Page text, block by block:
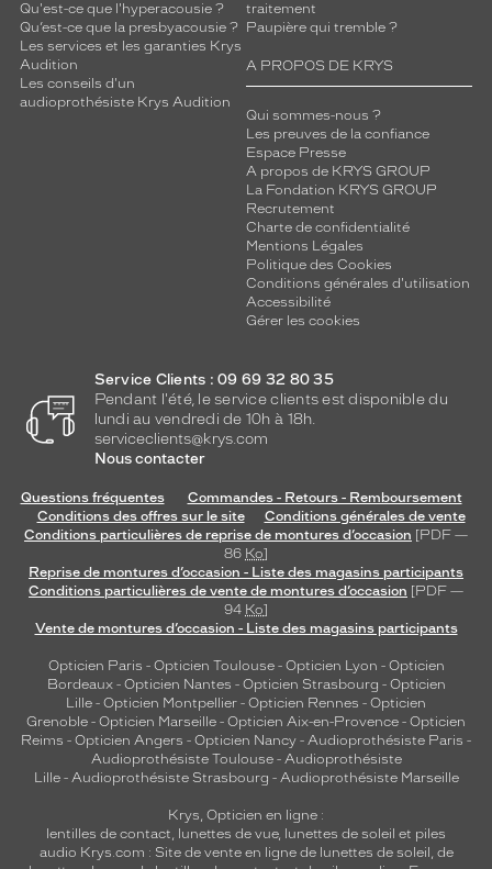
Qu'est-ce que l'hyperacousie ?
Qu’est-ce que la presbyacousie ?
Les services et les garanties Krys
Audition
Les conseils d'un
audioprothésiste Krys Audition
traitement
Paupière qui tremble ?
A PROPOS DE KRYS
Qui sommes-nous ?
Les preuves de la confiance
Espace Presse
A propos de KRYS GROUP
La Fondation KRYS GROUP
Recrutement
Charte de confidentialité
Mentions Légales
Politique des Cookies
Conditions générales d'utilisation
Accessibilité
Gérer les cookies
Service Clients : 09 69 32 80 35
Pendant l'été, le service clients est disponible du
lundi au vendredi de 10h à 18h.
serviceclients@krys.com
Nous contacter
Questions fréquentes
Commandes - Retours - Remboursement
Conditions des offres sur le site
Conditions générales de vente
Conditions particulières de reprise de montures d’occasion [PDF —
86 Ko]
Reprise de montures d’occasion - Liste des magasins participants
Conditions particulières de vente de montures d’occasion [PDF —
94 Ko]
Vente de montures d’occasion - Liste des magasins participants
Opticien Paris - Opticien Toulouse- Opticien Lyon - Opticien
Bordeaux- Opticien Nantes - Opticien Strasbourg - Opticien
Lille - Opticien Montpellier - Opticien Rennes - Opticien
Grenoble - Opticien Marseille - Opticien Aix-en-Provence - Opticien
Reims - Opticien Angers - Opticien Nancy - Audioprothésiste Paris -
Audioprothésiste Toulouse- Audioprothésiste
Lille- Audioprothésiste Strasbourg - Audioprothésiste Marseille
Krys, Opticien en ligne :
lentilles de contact, lunettes de vue, lunettes de soleil et piles
audio Krys.com : Site de vente en ligne de lunettes de soleil, de